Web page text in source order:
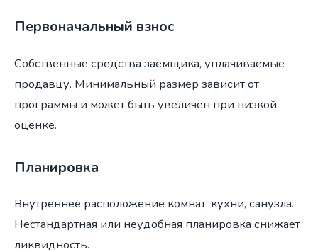
Первоначальный взнос
Собственные средства заёмщика, уплачиваемые
продавцу. Минимальный размер зависит от
программы и может быть увеличен при низкой
оценке.
Планировка
Внутреннее расположение комнат, кухни, санузла.
Нестандартная или неудобная планировка снижает
ликвидность.